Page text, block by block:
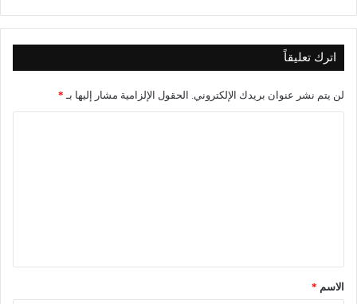
اترك تعليقاً
لن يتم نشر عنوان بريدك الإلكتروني. الحقول الإلزامية مشار إليها بـ *
ق
*الاسم *